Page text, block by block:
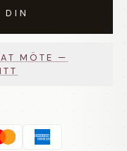
DIN
MÖTE —